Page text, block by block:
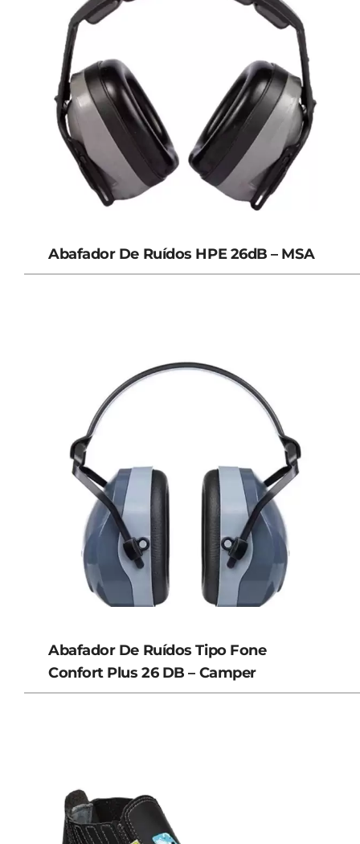
Abafador De Ruídos HPE 26dB – MSA
Abafador De Ruídos Tipo Fone
Confort Plus 26 DB – Camper